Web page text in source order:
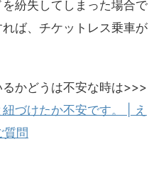
紛失してしまった場合で
ば、チケットレス乗車が
かどうは不安な時は>>>
づけたか不安です。 | え
質問